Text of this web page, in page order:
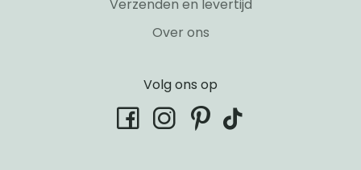
Verzenden en levertijd
Over ons
Volg ons op
facebookinstagram
pinterest
tiktok